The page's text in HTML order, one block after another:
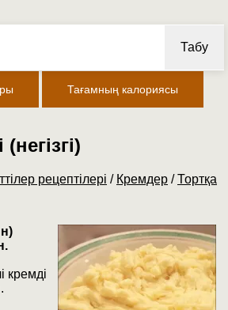
Табу
Тағамның калориясы
рецептілері / Кремдер /Тортқа
кремді